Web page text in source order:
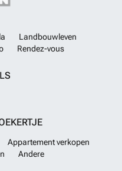
Landbouwleven
Rendez-vous
Appartement verkopen
Andere